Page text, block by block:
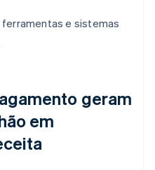
e sistemas
geram
em